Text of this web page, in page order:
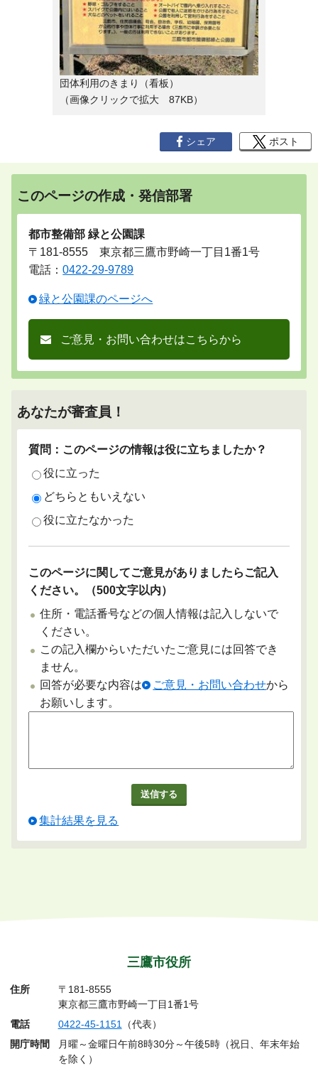
団体利用のきまり（看板）
（画像クリックで拡大 87KB）
シェア ポスト
このページの作成・発信部署
都市整備部 緑と公園課
〒181-8555 東京都三鷹市野崎一丁目1番1号
電話：0422-29-9789
緑と公園課のページへ
ご意見・お問い合わせはこちらから
あなたが審査員！
質問：このページの情報は役に立ちましたか？
役に立った
どちらともいえない
役に立たなかった
このページに関してご意見がありましたらご記入
ください。（500文字以内）
住所・電話番号などの個人情報は記入しないで
ください。
この記入欄からいただいたご意見には回答でき
ません。
回答が必要な内容は
ご意見・お問い合わせから
お願いします。
集計結果を見る
三鷹市役所
住所
〒181-8555
東京都三鷹市野崎一丁目1番1号
電話
0422-45-1151（代表）
開庁時間
月曜～金曜日午前8時30分～午後5時（祝日、年末年始
を除く）